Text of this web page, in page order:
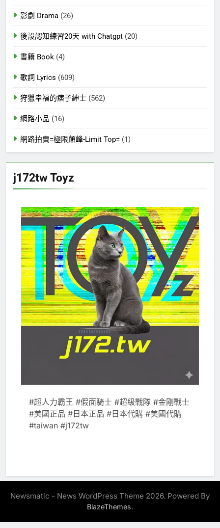
影劇 Drama (26)
後設認知練習20天 with Chatgpt (20)
書籍 Book (4)
歌詞 Lyrics (609)
狩獵幸福的痞子紳士 (562)
網路小品 (16)
網路拍賣=極限顛峰-Limit Top= (1)
j172tw Toyz
#超人力霸王 #假面騎士 #超級戰隊 #金剛戰士
#美國正品 #日本正品 #日本代購 #美國代購
#taiwan #j172tw
Newsmatic - News WordPress Theme 2026. Powered By
BlazeThemes.